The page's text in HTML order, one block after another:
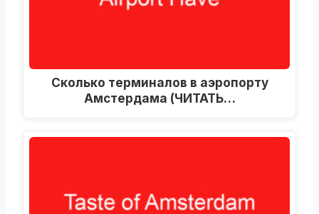
Сколько терминалов в аэропорту
Амстердама (ЧИТАТЬ…